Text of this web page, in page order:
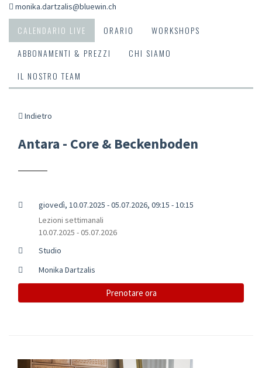
monika.dartzalis@bluewin.ch
CALENDARIO LIVE ORARIO
WORKSHOPS
ABBONAMENTI & PREZZI
CHI SIAMO
IL NOSTRO TEAM
Indietro
Antara - Core & Beckenboden
giovedì, 10.07.2025 - 05.07.2026, 09:15 - 10:15
Lezioni settimanali
10.07.2025 - 05.07.2026
Studio
Monika Dartzalis
Prenotare ora